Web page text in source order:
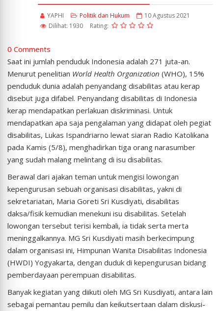
YAPHI Politik dan Hukum
10 Agustus 2021
Dilihat: 1930
Rating:
0 Comments
Saat ini jumlah penduduk Indonesia adalah 271 juta-an.
Menurut penelitian World Health Organization (WHO), 15%
penduduk dunia adalah penyandang disabilitas atau kerap
disebut juga difabel. Penyandang disabilitas di Indonesia
kerap mendapatkan perlakuan diskriminasi. Untuk
mendapatkan apa saja pengalaman yang didapat oleh pegiat
disabilitas, Lukas Ispandriarno lewat siaran Radio Katolikana
pada Kamis (5/8), menghadirkan tiga orang narasumber
yang sudah malang melintang di isu disabilitas.
Berawal dari ajakan teman untuk mengisi lowongan
kepengurusan sebuah organisasi disabilitas, yakni di
sekretariatan, Maria Goreti Sri Kusdiyati, disabilitas
daksa/fisik kemudian menekuni isu disabilitas. Setelah
lowongan tersebut terisi kembali, ia tidak serta merta
meninggalkannya. MG Sri Kusdiyati masih berkecimpung
dalam organisasi ini, Himpunan Wanita Disabilitas Indonesia
(HWDI) Yogyakarta, dengan duduk di kepengurusan bidang
pemberdayaan perempuan disabilitas.
Banyak kegiatan yang diikuti oleh MG Sri Kusdiyati, antara lain
sebagai pemantau pemilu dan keikutsertaan dalam diskusi-